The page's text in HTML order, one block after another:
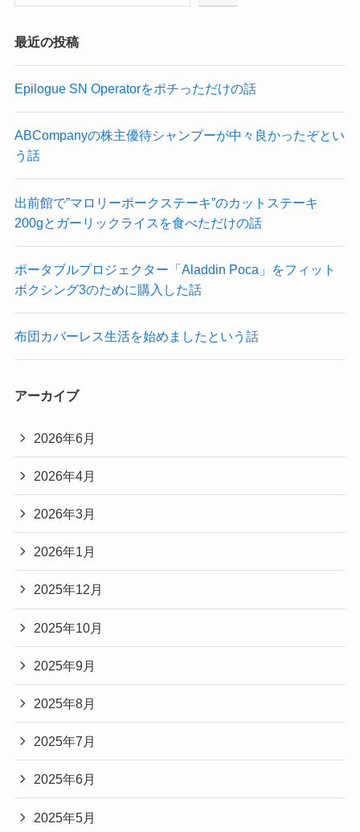
最近の投稿
Epilogue SN Operatorをポチっただけの話
ABCompanyの株主優待シャンプーが中々良かったぞとい
う話
出前館で”マロリーポークステーキ”のカットステーキ
200gとガーリックライスを食べただけの話
ポータブルプロジェクター「Aladdin Poca」をフィット
ボクシング3のために購入した話
布団カバーレス生活を始めましたという話
アーカイブ
2026年6月
2026年4月
2026年3月
2026年1月
2025年12月
2025年10月
2025年9月
2025年8月
2025年7月
2025年6月
2025年5月